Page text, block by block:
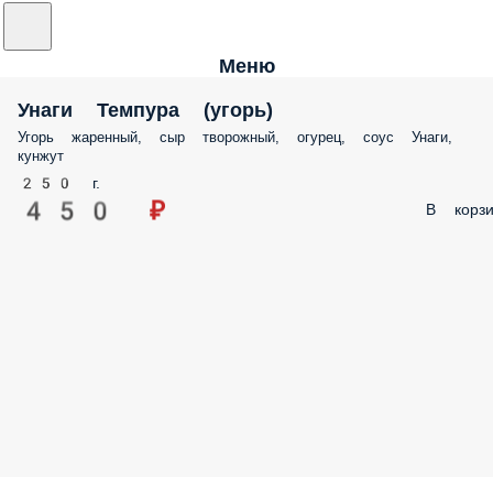
Меню
Унаги Темпура (угорь)
Угорь жаренный, сыр творожный, огурец, соус Унаги,
кунжут
250 г.
450 ₽ В